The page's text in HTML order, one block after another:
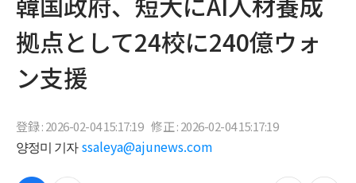
拠点として24校に240億ウォ
ン支援
登録 : 2026-02-04 15:17:19 修正 : 2026-02-04 15:17:19
양정미 기자 ssaleya@ajunews.com